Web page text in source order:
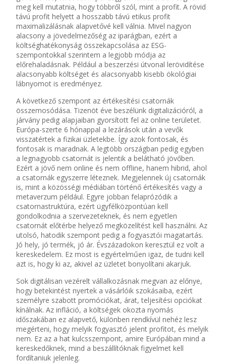
meg kell mutatnia, hogy többről szól, mint a profit. A rövid
távú profit helyett a hosszabb távú etikus profit
maximalizálásnak alapvetővé kell válnia. Mivel nagyon
alacsony a jövedelmezőség az iparágban, ezért a
költséghatékonyság összekapcsolása az ESG-
szempontokkal szerintem a legjobb módja az
előrehaladásnak. Például a beszerzési útvonal lerövidítése
alacsonyabb költséget és alacsonyabb kisebb ökológiai
lábnyomot is eredményez.
A következő szempont az értékesítési csatornák
összemosódása. Tizenöt éve beszélünk digitalizációról, a
járvány pedig alapjaiban gyorsított fel az online területet.
Európa-szerte 6 hónappal a lezárások után a vevők
visszatértek a fizikai üzletekbe. Így azok fontosak, és
fontosak is maradnak. A legtöbb országban pedig egyben
a legnagyobb csatornát is jelentik a belátható jövőben.
Ezért a jövő nem online és nem offline, hanem hibrid, ahol
a csatornák egyszerre léteznek. Megjelennek új csatornák
is, mint a közösségi médiában történő értékesítés vagy a
metaverzum például. Egyre jobban felaprózódik a
csatornastruktúra, ezért ügyfélközpontúan kell
gondolkodnia a szervezeteknek, és nem egyetlen
csatornát előtérbe helyező megközelítést kell használni. Az
utolsó, hatodik szempont pedig a fogyasztói magatartás.
Jó hely, jó termék, jó ár. Évszázadokon keresztül ez volt a
kereskedelem. Ez most is egyértelműen igaz, de tudni kell
azt is, hogy ki az, akivel az üzletet bonyolítani akarjuk.
Sok digitálisan vezérelt vállalkozásnak megvan az előnye,
hogy betekintést nyertek a vásárlóik szokásaiba, ezért
személyre szabott promóciókat, árat, teljesítési opciókat
kínálnak. Az infláció, a költségek okozta nyomás
időszakában ez alapvető, különben rendkívül nehéz lesz
megérteni, hogy melyik fogyasztó jelent profitot, és melyik
nem. Ez az a hat kulcsszempont, amire Európában mind a
kereskedőknek, mind a beszállítóknak figyelmet kell
fordítaniuk jelenleg.